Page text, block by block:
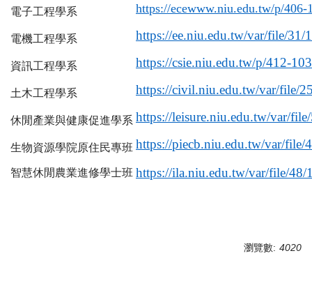
電子工程學系 https://ecewww.niu.edu.tw/p/
電機工程學系 https://ee.niu.edu.tw/var/file/
資訊工程學系 https://csie.niu.edu.tw/p/412-
土木工程學系 https://civil.niu.edu.tw/var/file/
休閒產業與健康促進學系 https://leisure.niu.edu.tw/var/
生物資源學院原住民專班 https://piecb.niu.edu.tw/var/
智慧休閒農業進修學士班 https://ila.niu.edu.tw/var/file/
瀏覽數: 4020